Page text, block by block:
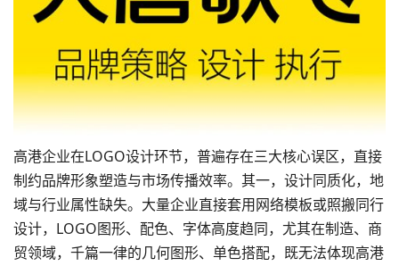
高港企业在LOGO设计环节，普遍存在三大核心误区，直接
制约品牌形象塑造与市场传播效率。其一，设计同质化，地
域与行业属性缺失。大量企业直接套用网络模板或照搬同行
设计，LOGO图形、配色、字体高度趋同，尤其在制造、商
贸领域，千篇一律的几何图形、单色搭配，既无法体现高港